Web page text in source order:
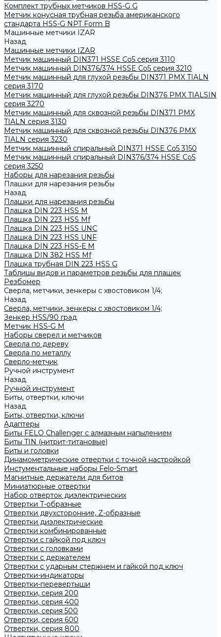
Комплект трубных метчиков HSS-G G
Метчик конусная трубная резьба американского
стандарта HSS-G NPT Form B
Машинные метчики IZAR
Назад
Машинные метчики IZAR
Метчик машинный DIN371 HSSE Co5 серия 3110
Метчик машинный DIN376/374 HSSE Co5 серия 3210
Метчик машинный для глухой резьбы DIN371 PMX TIALN
серия 3170
Метчик машинный для глухой резьбы DIN376 PMX TIALSIN
серия 3270
Метчик машинный для сквозной резьбы DIN371 PMX
TIALN серия 3130
Метчик машинный для сквозной резьбы DIN376 PMX
TIALN серия 3230
Метчик машинный спиральный DIN371 HSSE Co5 3150
Метчик машинный спиральный DIN376/374 HSSE Co5
серия 3250
Наборы для нарезания резьбы
Плашки для нарезания резьбы
Назад
Плашки для нарезания резьбы
Плашка DIN 223 HSS M
Плашка DIN 223 HSS Mf
Плашка DIN 223 HSS UNC
Плашка DIN 223 HSS UNF
Плашка DIN 223 HSS-Е M
Плашка DIN 382 HSS Mf
Плашка трубная DIN 223 HSS G
Таблицы видов и параметров резьбы для плашек
Резбомер
Сверла, метчики, зенкеры с хвостовиком 1/4;
Назад
Сверла, метчики, зенкеры с хвостовиком 1/4;
Зенкер HSS/90 град
Метчик HSS-G М
Наборы сверел и метчиков
Сверла по дереву
Сверла по металлу
Сверло-метчик
Ручной инструмент
Назад
Ручной инструмент
Биты, отвертки, ключи
Назад
Биты, отвертки, ключи
Адаптеры
Биты FELO Challenger с алмазным напылением
Биты TIN (нитрит-титановые)
Биты и головки
Динамометрические отвертки с точной настройкой
Инстументальные наборы Felo-Smart
Магнитные держатели для битов
Миниатюрные отвертки
Набор отверток диэлектрических
Отвертки T-образные
Отвертки двухсторонние, Z-образные
Отвертки диэлектрические
Отвертки комбинированные
Отвертки с гайкой под ключ
Отвертки с головками
Отвертки с держателем
Отвертки с ударным стержнем и гайкой под ключ
Отвертки-индикаторы
Отвертки-перевертыши
Отвертки, серия 200
Отвертки, серия 400
Отвертки, серия 500
Отвертки, серия 600
Отвертки, серия 800